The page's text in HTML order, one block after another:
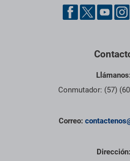
Pie de página con información
Conmutador: (57)
Correo:
Dirección: